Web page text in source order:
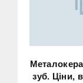
зуб. Ціни,